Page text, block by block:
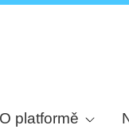
O platformě